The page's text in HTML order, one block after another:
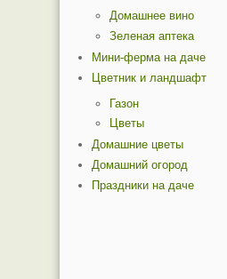
Домашнее вино
Зеленая аптека
Мини-ферма на даче
Цветник и ландшафт
Газон
Цветы
Домашние цветы
Домашний огород
Праздники на даче